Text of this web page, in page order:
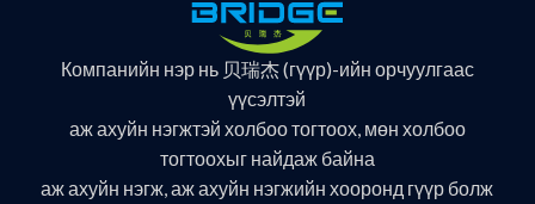
Компанийн нэр нь 贝瑞杰 (гүүр)-ийн орчуулгаас
үүсэлтэй
аж ахуйн нэгжтэй холбоо тогтоох, мөн холбоо
тогтоохыг найдаж байна
аж ахуйн нэгж, аж ахуйн нэгжийн хооронд гүүр болж